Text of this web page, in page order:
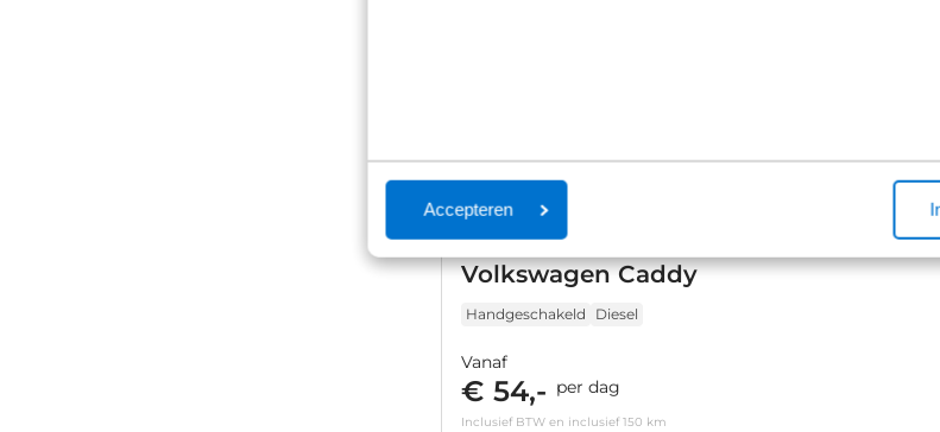
Accepteren
Volkswagen Caddy
Handgeschakeld Diesel
Vanaf
€ 54,- per dag
Inclusief BTW en inclusief 150 km